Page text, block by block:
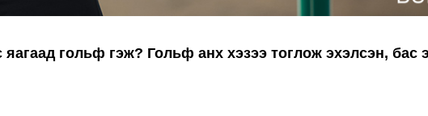
гольф гэж? Гольф анх хэзээ тоглож эхэлсэн, бас